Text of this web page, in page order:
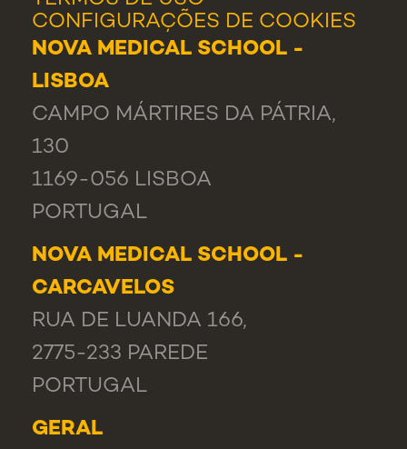
CONFIGURAÇÕES DE COOKIES
NOVA MEDICAL SCHOOL -
LISBOA
CAMPO MÁRTIRES DA PÁTRIA,
130
1169-056 LISBOA
PORTUGAL
NOVA MEDICAL SCHOOL -
CARCAVELOS
RUA DE LUANDA 166,
2775-233 PAREDE
PORTUGAL
GERAL